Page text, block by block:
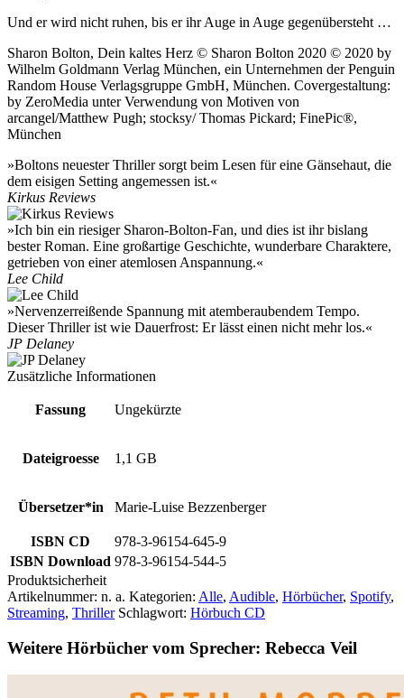
Und er wird nicht ruhen, bis er ihr Auge in Auge gegenübersteht …
Sharon Bolton, Dein kaltes Herz © Sharon Bolton 2020 © 2020 by
Wilhelm Goldmann Verlag München, ein Unternehmen der Penguin
Random House Verlagsgruppe GmbH, München. Covergestaltung:
by ZeroMedia unter Verwendung von Motiven von
arcangel/Matthew Pugh; stocksy/ Thomas Pickard; FinePic®,
München
»Boltons neuester Thriller sorgt beim Lesen für eine Gänsehaut, die
dem eisigen Setting angemessen ist.«
Kirkus Reviews
»Ich bin ein riesiger Sharon-Bolton-Fan, und dies ist ihr bislang
bester Roman. Eine großartige Geschichte, wunderbare Charaktere,
getrieben von einer atemlosen Anspannung.«
Lee Child
»Nervenzerreißende Spannung mit atemberaubendem Tempo.
Dieser Thriller ist wie Dauerfrost: Er lässt einen nicht mehr los.«
JP Delaney
Zusätzliche Informationen
Fassung Ungekürzte
Dateigroesse 1,1 GB
Übersetzer*in Marie-Luise Bezzenberger
ISBN CD
978-3-96154-645-9
ISBN Download 978-3-96154-544-5
Produktsicherheit
Artikelnummer: n. a. Kategorien: Alle, Audible, Hörbücher, Spotify,
Streaming, Thriller Schlagwort: Hörbuch CD
Weitere Hörbücher vom Sprecher: Rebecca Veil